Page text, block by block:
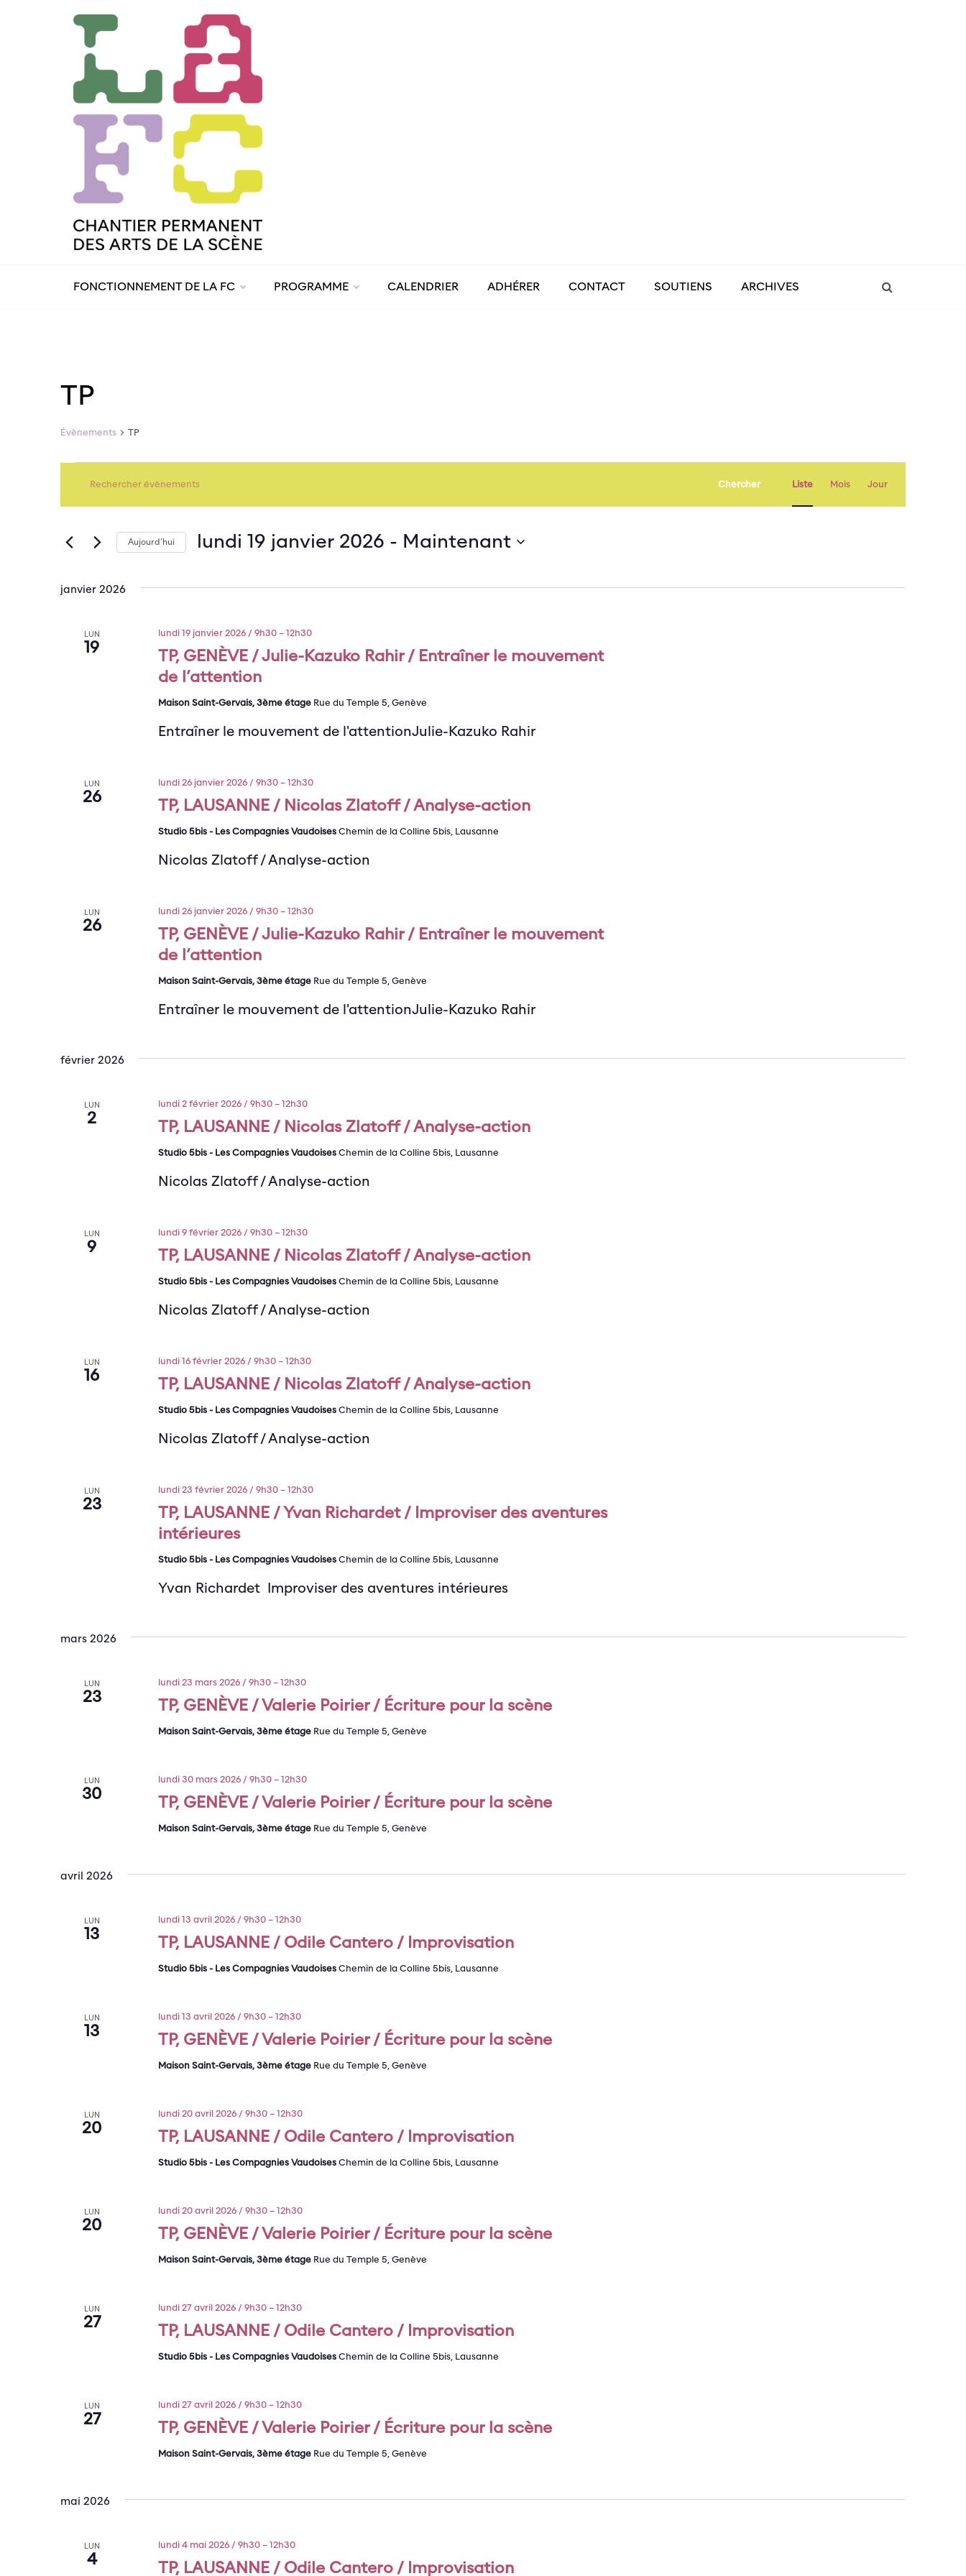
FONCTIONNEMENT DE LA FC PROGRAMME CALENDRIER ADHÉRER CONTACT SOUTIENS ARCHIVES
TP
Évènements TP
Recherche
et
navigation
vues
Saisir
Rechercher
Évènements
mot-
Chercher
de
vues
Liste Mois Jour
Aujourd’hui lundi 19 janvier 2026 - Maintenant
janvier 2026
LUN
19
TP, GENÈVE / Julie-Kazuko Rahir / Entraîner le mouvement
de l’attention
lundi 19 janvier 2026 / 9h30– 12h30
Maison Saint-Gervais, 3ème étage Rue du Temple 5, Genève
Entraîner le mouvement de l'attentionJulie-Kazuko Rahir
LUN
26
TP, LAUSANNE / Nicolas Zlatoff / Analyse-action
lundi 26 janvier 2026 / 9h30– 12h30
Studio 5bis - Les Compagnies Vaudoises Chemin de la Colline 5bis, Lausanne
Nicolas Zlatoff / Analyse-action
LUN
26
TP, GENÈVE / Julie-Kazuko Rahir / Entraîner le mouvement
de l’attention
lundi 26 janvier 2026 / 9h30– 12h30
Maison Saint-Gervais, 3ème étage Rue du Temple 5, Genève
Entraîner le mouvement de l'attentionJulie-Kazuko Rahir
février 2026
LUN
2
TP, LAUSANNE / Nicolas Zlatoff / Analyse-action
lundi 2 février 2026 / 9h30– 12h30
Studio 5bis - Les Compagnies Vaudoises Chemin de la Colline 5bis, Lausanne
Nicolas Zlatoff / Analyse-action
LUN
9
TP, LAUSANNE / Nicolas Zlatoff / Analyse-action
lundi 9 février 2026 / 9h30– 12h30
Studio 5bis - Les Compagnies Vaudoises Chemin de la Colline 5bis, Lausanne
Nicolas Zlatoff / Analyse-action
LUN
16
TP, LAUSANNE / Nicolas Zlatoff / Analyse-action
lundi 16 février 2026 / 9h30– 12h30
Studio 5bis - Les Compagnies Vaudoises Chemin de la Colline 5bis, Lausanne
Nicolas Zlatoff / Analyse-action
LUN
23
TP, LAUSANNE / Yvan Richardet / Improviser des aventures
intérieures
lundi 23 février 2026 / 9h30– 12h30
Studio 5bis - Les Compagnies Vaudoises Chemin de la Colline 5bis, Lausanne
Yvan Richardet Improviser des aventures intérieures
mars 2026
LUN
23
TP, GENÈVE / Valerie Poirier / Écriture pour la scène
lundi 23 mars 2026 / 9h30– 12h30
Maison Saint-Gervais, 3ème étage Rue du Temple 5, Genève
LUN
30
TP, GENÈVE / Valerie Poirier / Écriture pour la scène
lundi 30 mars 2026 / 9h30– 12h30
Maison Saint-Gervais, 3ème étage Rue du Temple 5, Genève
avril 2026
LUN
13
TP, LAUSANNE / Odile Cantero / Improvisation
lundi 13 avril 2026 / 9h30– 12h30
Studio 5bis - Les Compagnies Vaudoises Chemin de la Colline 5bis, Lausanne
LUN
13
TP, GENÈVE / Valerie Poirier / Écriture pour la scène
lundi 13 avril 2026 / 9h30– 12h30
Maison Saint-Gervais, 3ème étage Rue du Temple 5, Genève
LUN
20
TP, LAUSANNE / Odile Cantero / Improvisation
lundi 20 avril 2026 / 9h30– 12h30
Studio 5bis - Les Compagnies Vaudoises Chemin de la Colline 5bis, Lausanne
LUN
20
TP, GENÈVE / Valerie Poirier / Écriture pour la scène
lundi 20 avril 2026 / 9h30– 12h30
Maison Saint-Gervais, 3ème étage Rue du Temple 5, Genève
LUN
27
TP, LAUSANNE / Odile Cantero / Improvisation
lundi 27 avril 2026 / 9h30– 12h30
Studio 5bis - Les Compagnies Vaudoises Chemin de la Colline 5bis, Lausanne
LUN
27
TP, GENÈVE / Valerie Poirier / Écriture pour la scène
lundi 27 avril 2026 / 9h30– 12h30
Maison Saint-Gervais, 3ème étage Rue du Temple 5, Genève
mai 2026
LUN
4
TP, LAUSANNE / Odile Cantero / Improvisation
lundi 4 mai 2026 / 9h30– 12h30